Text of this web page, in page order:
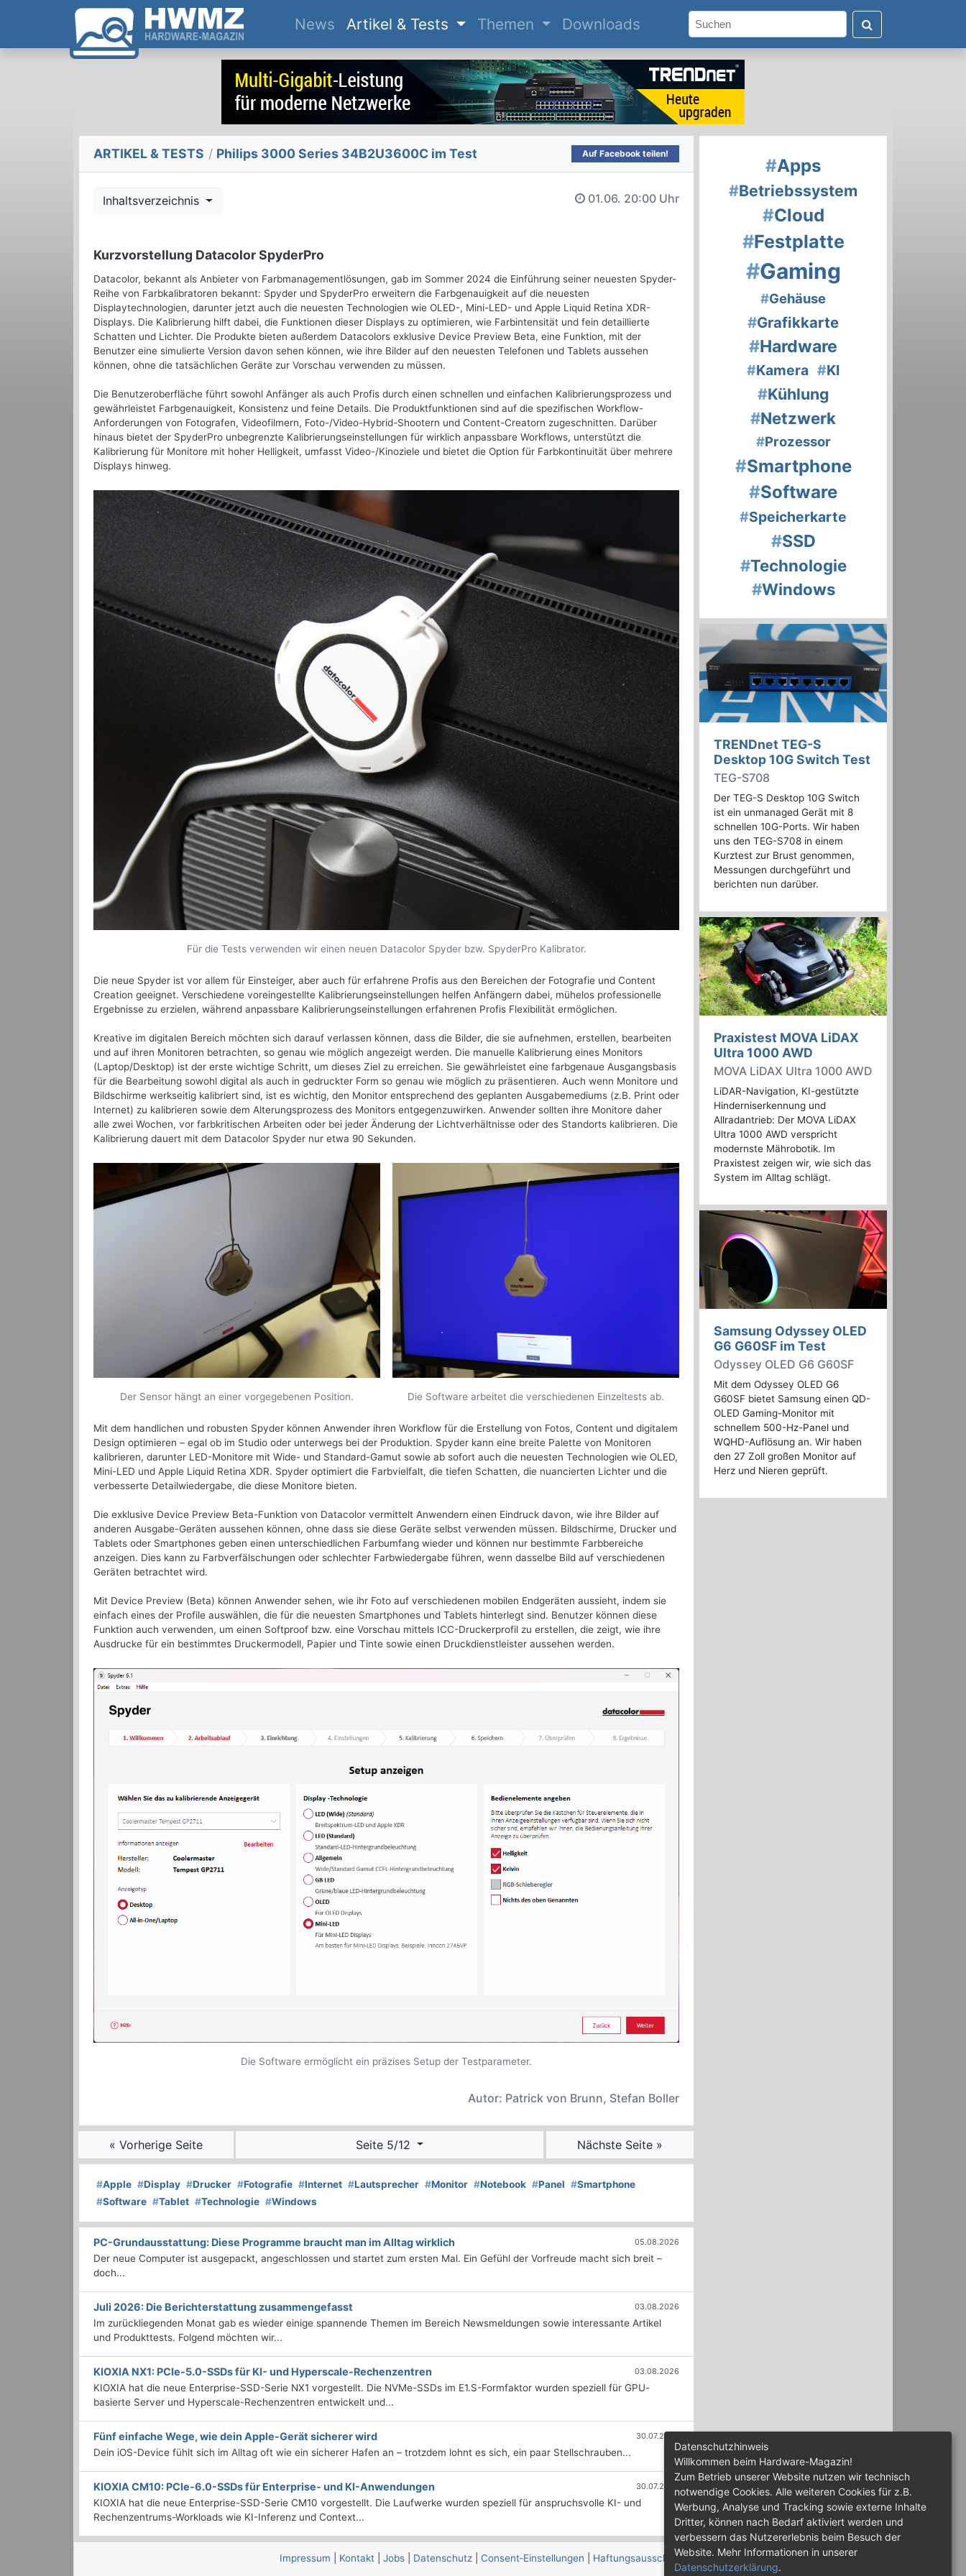
News(current)
Artikel & Tests Themen Downloads
ARTIKEL & TESTS / Philips 3000 Series 34B2U3600C im Test Auf Facebook teilen!
Inhaltsverzeichnis 01.06. 20:00 Uhr
Kurzvorstellung Datacolor SpyderPro
Datacolor, bekannt als Anbieter von Farbmanagementlösungen, gab im Sommer 2024 die Einführung seiner neuesten Spyder-
Reihe von Farbkalibratoren bekannt: Spyder und SpyderPro erweitern die Farbgenauigkeit auf die neuesten
Displaytechnologien, darunter jetzt auch die neuesten Technologien wie OLED-, Mini-LED- und Apple Liquid Retina XDR-
Displays. Die Kalibrierung hilft dabei, die Funktionen dieser Displays zu optimieren, wie Farbintensität und fein detaillierte
Schatten und Lichter. Die Produkte bieten außerdem Datacolors exklusive Device Preview Beta, eine Funktion, mit der
Benutzer eine simulierte Version davon sehen können, wie ihre Bilder auf den neuesten Telefonen und Tablets aussehen
können, ohne die tatsächlichen Geräte zur Vorschau verwenden zu müssen.
Die Benutzeroberfläche führt sowohl Anfänger als auch Profis durch einen schnellen und einfachen Kalibrierungsprozess und
gewährleistet Farbgenauigkeit, Konsistenz und feine Details. Die Produktfunktionen sind auf die spezifischen Workflow-
Anforderungen von Fotografen, Videofilmern, Foto-/Video-Hybrid-Shootern und Content-Creatorn zugeschnitten. Darüber
hinaus bietet der SpyderPro unbegrenzte Kalibrierungseinstellungen für wirklich anpassbare Workflows, unterstützt die
Kalibrierung für Monitore mit hoher Helligkeit, umfasst Video-/Kinoziele und bietet die Option für Farbkontinuität über mehrere
Displays hinweg.
Für die Tests verwenden wir einen neuen Datacolor Spyder bzw. SpyderPro Kalibrator.
Die neue Spyder ist vor allem für Einsteiger, aber auch für erfahrene Profis aus den Bereichen der Fotografie und Content
Creation geeignet. Verschiedene voreingestellte Kalibrierungseinstellungen helfen Anfängern dabei, mühelos professionelle
Ergebnisse zu erzielen, während anpassbare Kalibrierungseinstellungen erfahrenen Profis Flexibilität ermöglichen.
Kreative im digitalen Bereich möchten sich darauf verlassen können, dass die Bilder, die sie aufnehmen, erstellen, bearbeiten
und auf ihren Monitoren betrachten, so genau wie möglich angezeigt werden. Die manuelle Kalibrierung eines Monitors
(Laptop/Desktop) ist der erste wichtige Schritt, um dieses Ziel zu erreichen. Sie gewährleistet eine farbgenaue Ausgangsbasis
für die Bearbeitung sowohl digital als auch in gedruckter Form so genau wie möglich zu präsentieren. Auch wenn Monitore und
Bildschirme werkseitig kalibriert sind, ist es wichtig, den Monitor entsprechend des geplanten Ausgabemediums (z.B. Print oder
Internet) zu kalibrieren sowie dem Alterungsprozess des Monitors entgegenzuwirken. Anwender sollten ihre Monitore daher
alle zwei Wochen, vor farbkritischen Arbeiten oder bei jeder Änderung der Lichtverhältnisse oder des Standorts kalibrieren. Die
Kalibrierung dauert mit dem Datacolor Spyder nur etwa 90 Sekunden.
Der Sensor hängt an einer vorgegebenen Position. Die Software arbeitet die verschiedenen Einzeltests ab.
Mit dem handlichen und robusten Spyder können Anwender ihren Workflow für die Erstellung von Fotos, Content und digitalem
Design optimieren – egal ob im Studio oder unterwegs bei der Produktion. Spyder kann eine breite Palette von Monitoren
kalibrieren, darunter LED-Monitore mit Wide- und Standard-Gamut sowie ab sofort auch die neuesten Technologien wie OLED,
Mini-LED und Apple Liquid Retina XDR. Spyder optimiert die Farbvielfalt, die tiefen Schatten, die nuancierten Lichter und die
verbesserte Detailwiedergabe, die diese Monitore bieten.
Die exklusive Device Preview Beta-Funktion von Datacolor vermittelt Anwendern einen Eindruck davon, wie ihre Bilder auf
anderen Ausgabe-Geräten aussehen können, ohne dass sie diese Geräte selbst verwenden müssen. Bildschirme, Drucker und
Tablets oder Smartphones geben einen unterschiedlichen Farbumfang wieder und können nur bestimmte Farbbereiche
anzeigen. Dies kann zu Farbverfälschungen oder schlechter Farbwiedergabe führen, wenn dasselbe Bild auf verschiedenen
Geräten betrachtet wird.
Mit Device Preview (Beta) können Anwender sehen, wie ihr Foto auf verschiedenen mobilen Endgeräten aussieht, indem sie
einfach eines der Profile auswählen, die für die neuesten Smartphones und Tablets hinterlegt sind. Benutzer können diese
Funktion auch verwenden, um einen Softproof bzw. eine Vorschau mittels ICC-Druckerprofil zu erstellen, die zeigt, wie ihre
Ausdrucke für ein bestimmtes Druckermodell, Papier und Tinte sowie einen Druckdienstleister aussehen werden.
Die Software ermöglicht ein präzises Setup der Testparameter.
Autor: Patrick von Brunn, Stefan Boller
« Vorherige Seite Seite 5/12 Nächste Seite »
#Apple #Display #Drucker #Fotografie #Internet #Lautsprecher #Monitor #Notebook #Panel #Smartphone
#Software #Tablet #Technologie #Windows
PC-Grundausstattung: Diese Programme braucht man im Alltag wirklich 05.08.2026
Der neue Computer ist ausgepackt, angeschlossen und startet zum ersten Mal. Ein Gefühl der Vorfreude macht sich breit –
doch...
Juli 2026: Die Bericht­erstattung zusammengefasst 03.08.2026
Im zurückliegenden Monat gab es wieder einige spannende Themen im Bereich Newsmeldungen sowie interessante Artikel
und Produkttests. Folgend möchten wir...
KIOXIA NX1: PCIe-5.0-SSDs für KI- und Hyperscale-Rechenzentren 03.08.2026
KIOXIA hat die neue Enterprise-SSD-Serie NX1 vorgestellt. Die NVMe-SSDs im E1.S-Formfaktor wurden speziell für GPU-
basierte Server und Hyperscale-Rechenzentren entwickelt und...
Fünf einfache Wege, wie dein Apple-Gerät sicherer wird 30.07.2026
Dein iOS-Device fühlt sich im Alltag oft wie ein sicherer Hafen an – trotzdem lohnt es sich, ein paar Stellschrauben...
KIOXIA CM10: PCIe-6.0-SSDs für Enterprise- und KI-Anwendungen 30.07.2026
KIOXIA hat die neue Enterprise-SSD-Serie CM10 vorgestellt. Die Laufwerke wurden speziell für anspruchsvolle KI- und
Rechenzentrums-Workloads wie KI-Inferenz und Context...
#Apps
#Betriebssystem
#Cloud
#Festplatte
#Gaming
#Gehäuse
#Grafikkarte
#Hardware
#Kamera #KI
#Kühlung
#Netzwerk
#Prozessor
#Smartphone
#Software
#Speicherkarte
#SSD
#Technologie
#Windows
TRENDnet TEG-S
Desktop 10G Switch Test
TEG-S708
Der TEG-S Desktop 10G Switch
ist ein unmanaged Gerät mit 8
schnellen 10G-Ports. Wir haben
uns den TEG-S708 in einem
Kurztest zur Brust genommen,
Messungen durchgeführt und
berichten nun darüber.
Praxistest MOVA LiDAX
Ultra 1000 AWD
MOVA LiDAX Ultra 1000 AWD
LiDAR-Navigation, KI-gestützte
Hinderniserkennung und
Allradantrieb: Der MOVA LiDAX
Ultra 1000 AWD verspricht
modernste Mährobotik. Im
Praxistest zeigen wir, wie sich das
System im Alltag schlägt.
Samsung Odyssey OLED
G6 G60SF im Test
Odyssey OLED G6 G60SF
Mit dem Odyssey OLED G6
G60SF bietet Samsung einen QD-
OLED Gaming-Monitor mit
schnellem 500-Hz-Panel und
WQHD-Auflösung an. Wir haben
den 27 Zoll großen Monitor auf
Herz und Nieren geprüft.
Impressum Kontakt Jobs Datenschutz Consent‑Einstellungen Haftungsausschluss
Datenschutzhinweis
Willkommen beim Hardware-Magazin!
Zum Betrieb unserer Website nutzen wir technisch
notwendige Cookies. Alle weiteren Cookies für z.B.
Werbung, Analyse und Tracking sowie externe Inhalte
Dritter, können nach Bedarf aktiviert werden und
verbessern das Nutzererlebnis beim Besuch der
Website. Mehr Informationen in unserer
Datenschutzerklärung.